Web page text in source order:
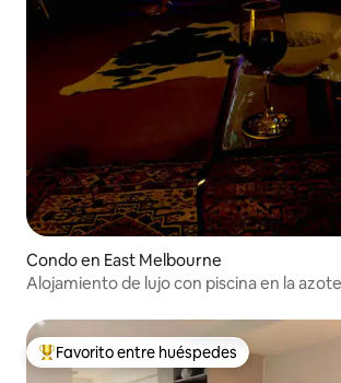
Condo en East Melbourne
Alojamiento de lujo con piscina en la
Favorito entre huéspedes preferido
Favorito entre huéspedes